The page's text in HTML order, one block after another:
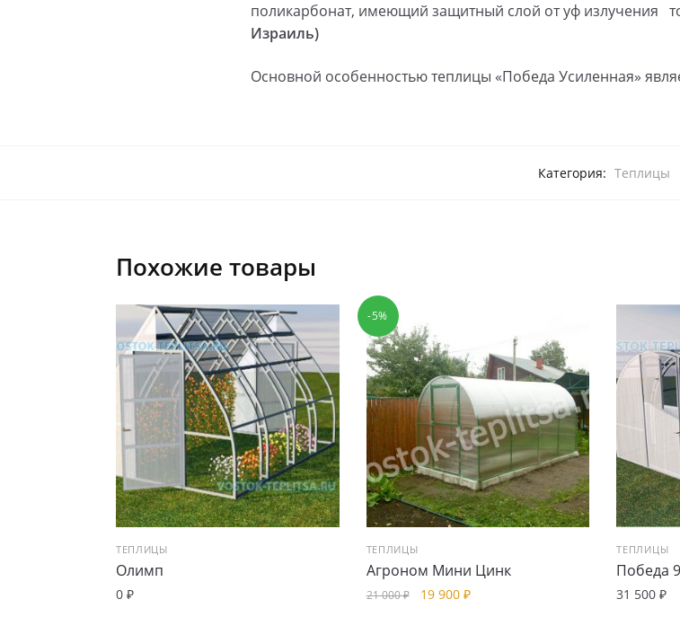
поликарбонат, имеющий защитный слой от уф излучения
Израиль)
Основной особенностью теплицы «Победа Усиленная»
Категория: Теплицы
Похожие товары
ТЕПЛИЦЫ
Олимп
0 ₽
-5%
ТЕПЛИЦЫ
Агроном Мини Цинк
21 000₽ 19 900 ₽
ТЕПЛИЦЫ
Победа
31 500₽